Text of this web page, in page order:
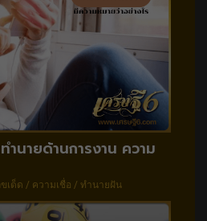
ำนายด้านการงาน ความ
ขเด็ด / ความเชื่อ / ทำนายฝัน